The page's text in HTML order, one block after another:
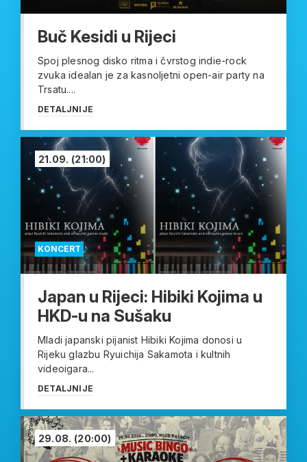
Buč Kesidi u Rijeci
Spoj plesnog disko ritma i čvrstog indie-rock
zvuka idealan je za kasnoljetni open-air party na
Trsatu....
DETALJNIJE
KONCERT
21.09. (21:00)
Japan u Rijeci: Hibiki Kojima u
HKD-u na Sušaku
Mladi japanski pijanist Hibiki Kojima donosi u
Rijeku glazbu Ryuichija Sakamota i kultnih
videoigara...
DETALJNIJE
29.08. (20:00)